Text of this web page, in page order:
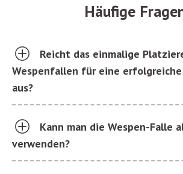
Häufige
Reicht das einmalige
Wespenfallen für eine erfolgreiche
aus?
Kann man die Wespen-Falle
verwenden?